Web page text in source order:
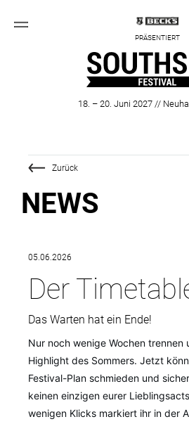
PRÄSENTIERT
18. – 20. Juni 2027 //
Zurück
NEWS
05.06.2026
Der
Das Warten hat ein Ende!
Nur noch wenige Wochen trennen
Highlight des Sommers. Jetzt
Festival-Plan schmieden und
keinen einzigen eurer
wenigen Klicks markiert ihr in der